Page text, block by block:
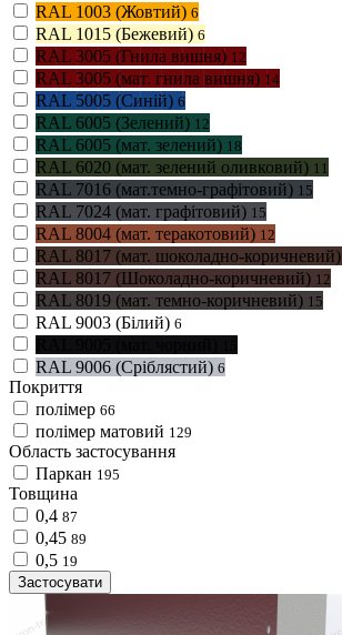
RAL 1003 (Жовтий) 6
RAL 1015 (Бежевий) 6
RAL 3005 (Гнила вишня) 12
RAL 3005 (мат. гнила вишня) 14
RAL 5005 (Синій) 6
RAL 6005 (Зелений) 12
RAL 6005 (мат. зелений) 18
RAL 6020 (мат. зелений оливковий) 11
RAL 7016 (мат.темно-графітовий) 15
RAL 7024 (мат. графітовий) 15
RAL 8004 (мат. теракотовий) 12
RAL 8017 (мат. шоколадно-коричневий)
RAL 8017 (Шоколадно-коричневий) 12
RAL 8019 (мат. темно-коричневий) 15
RAL 9003 (Білий) 6
RAL 9006 (Сріблястий) 6
Покриття
полімер 66
полімер матовий 129
Область застосування
Паркан 195
Товщина
0,4 87
0,45 89
0,5 19
Застосувати